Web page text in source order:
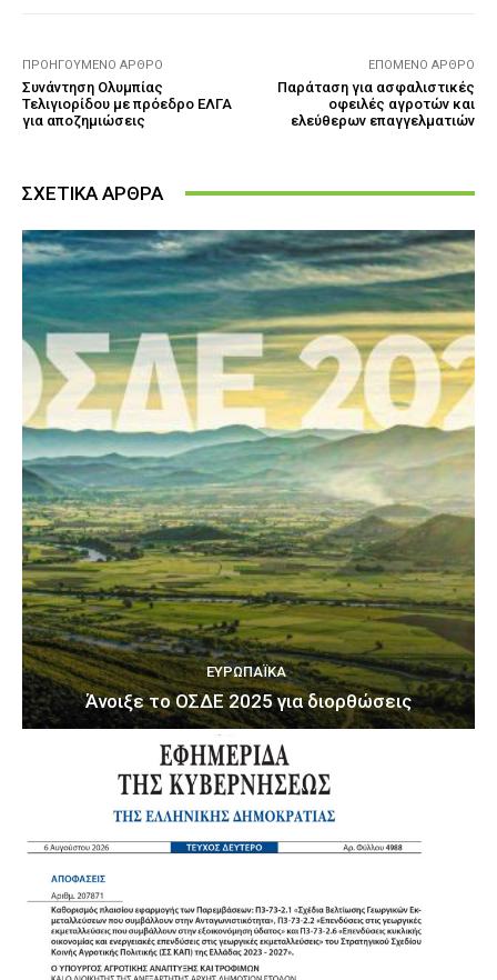
ΠΡΟΗΓΟΎΜΕΝΟ ΆΡΘΡΟ
Συνάντηση Ολυμπίας
Τελιγιορίδου με πρόεδρο ΕΛΓΑ
για αποζημιώσεις
ΕΠΌΜΕΝΟ ΆΡΘΡΟ
Παράταση για ασφαλιστικές
οφειλές αγροτών και
ελεύθερων επαγγελματιών
ΣΧΕΤΙΚΑ ΑΡΘΡΑ
ΕΥΡΩΠΑΪΚΆ
Άνοιξε το ΟΣΔΕ 2025 για διορθώσεις